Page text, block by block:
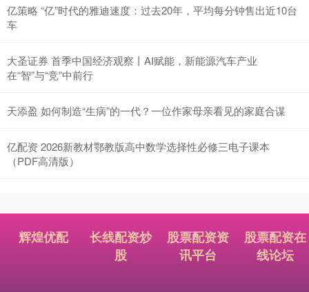
亿策略 “亿”时代的雅迪速度：过去20年，平均每分钟售出近10台
车
大圣证券 首季中国经济观察丨AI赋能，新能源汽车产业
在“智”与“竞”中前行
天添盈 如何制造“生病”的一代？一位作家母亲看见的家庭合谋
亿配资 2026新教材鄂教版高中数学选择性必修三电子课本
（PDF高清版）
辉煌优配
长线配资炒
股
股票配资资
讯平台
股票配资在
线论坛